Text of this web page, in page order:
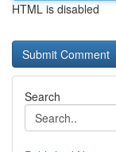
HTML is disabled
Search